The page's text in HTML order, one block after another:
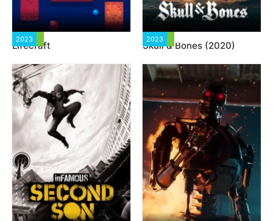
2023
Lifecraft
2023
Skull & Bones (2020)